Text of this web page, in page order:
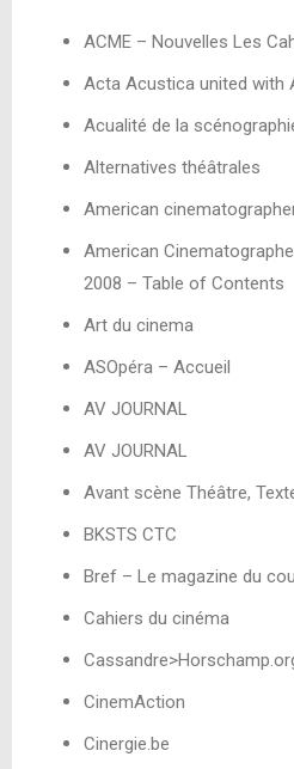
ACME – Nouvelles Les
Acta Acustica united with
Acualité de la
Alternatives théâtrales
American
American
2008 – Table of Contents
Art du cinema
ASOpéra – Accueil
AV JOURNAL
AV JOURNAL
Avant scène Théâtre,
BKSTS CTC
Bref – Le magazine du
Cahiers du cinéma
CinemAction
Cinergie.be